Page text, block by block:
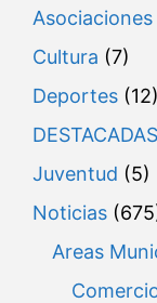
Asociaciones
Cultura (7)
Deportes (12)
DESTACADAS
Juventud (5)
Noticias
Areas